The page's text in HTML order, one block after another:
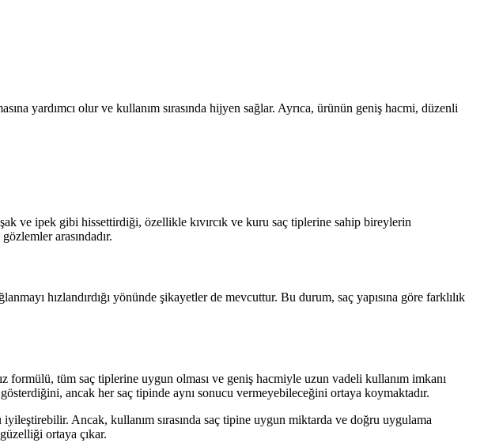
yardımcı olur ve kullanım sırasında hijyen sağlar. Ayrıca, ürünün geniş hacmi, düzenli
ve ipek gibi hissettirdiği, özellikle kıvırcık ve kuru saç tiplerine sahip bireylerin
arasındadır.
hızlandırdığı yönünde şikayetler de mevcuttur. Bu durum, saç yapısına göre farklılık
tüm saç tiplerine uygun olması ve geniş hacmiyle uzun vadeli kullanım imkanı
ancak her saç tipinde aynı sonucu vermeyebileceğini ortaya koymaktadır.
Ancak, kullanım sırasında saç tipine uygun miktarda ve doğru uygulama
ortaya çıkar.